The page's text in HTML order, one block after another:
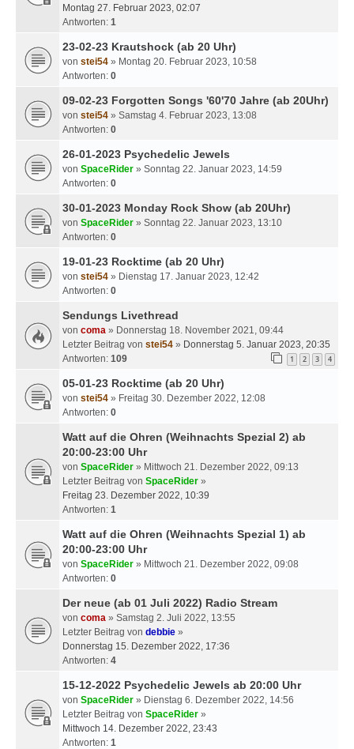
Montag 27. Februar 2023, 02:07
Antworten: 1
23-02-23 Krautshock (ab 20 Uhr)
von stei54 » Montag 20. Februar 2023, 10:58
Antworten: 0
09-02-23 Forgotten Songs '60'70 Jahre (ab 20Uhr)
von stei54 » Samstag 4. Februar 2023, 13:08
Antworten: 0
26-01-2023 Psychedelic Jewels
von SpaceRider » Sonntag 22. Januar 2023, 14:59
Antworten: 0
30-01-2023 Monday Rock Show (ab 20Uhr)
von SpaceRider » Sonntag 22. Januar 2023, 13:10
Antworten: 0
19-01-23 Rocktime (ab 20 Uhr)
von stei54 » Dienstag 17. Januar 2023, 12:42
Antworten: 0
Sendungs Livethread
von coma » Donnerstag 18. November 2021, 09:44
Letzter Beitrag von stei54 » Donnerstag 5. Januar 2023, 20:35
Antworten: 109 1 2 3 4
05-01-23 Rocktime (ab 20 Uhr)
von stei54 » Freitag 30. Dezember 2022, 12:08
Antworten: 0
Watt auf die Ohren (Weihnachts Spezial 2) ab
20:00-23:00 Uhr
von SpaceRider » Mittwoch 21. Dezember 2022, 09:13
Letzter Beitrag von SpaceRider »
Freitag 23. Dezember 2022, 10:39
Antworten: 1
Watt auf die Ohren (Weihnachts Spezial 1) ab
20:00-23:00 Uhr
von SpaceRider » Mittwoch 21. Dezember 2022, 09:08
Antworten: 0
Der neue (ab 01 Juli 2022) Radio Stream
von coma » Samstag 2. Juli 2022, 13:55
Letzter Beitrag von debbie »
Donnerstag 15. Dezember 2022, 17:36
Antworten: 4
15-12-2022 Psychedelic Jewels ab 20:00 Uhr
von SpaceRider » Dienstag 6. Dezember 2022, 14:56
Letzter Beitrag von SpaceRider »
Mittwoch 14. Dezember 2022, 23:43
Antworten: 1